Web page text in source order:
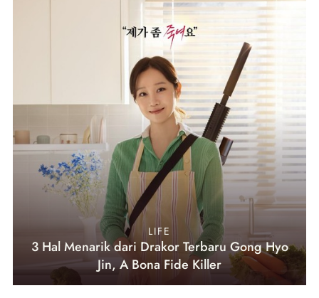
LIFE
3 Hal Menarik dari Drakor Terbaru Gong Hyo
Jin, A Bona Fide Killer